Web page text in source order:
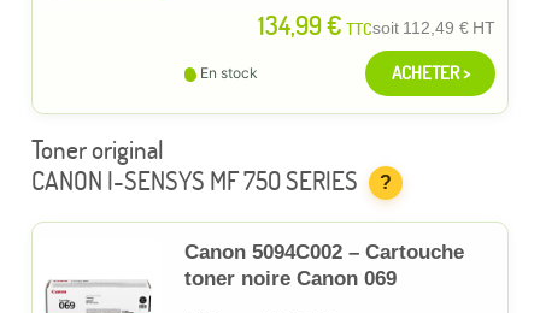
134,99 € TTCsoit 112,49 € HT
En stock ACHETER >
Toner original
CANON I-SENSYS MF 750 SERIES
?
Canon 5094C002 – Cartouche
toner noire Canon 069